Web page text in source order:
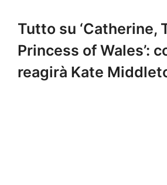
Tutto su ‘Catherine,
Princess of Wales’:
reagirà Kate